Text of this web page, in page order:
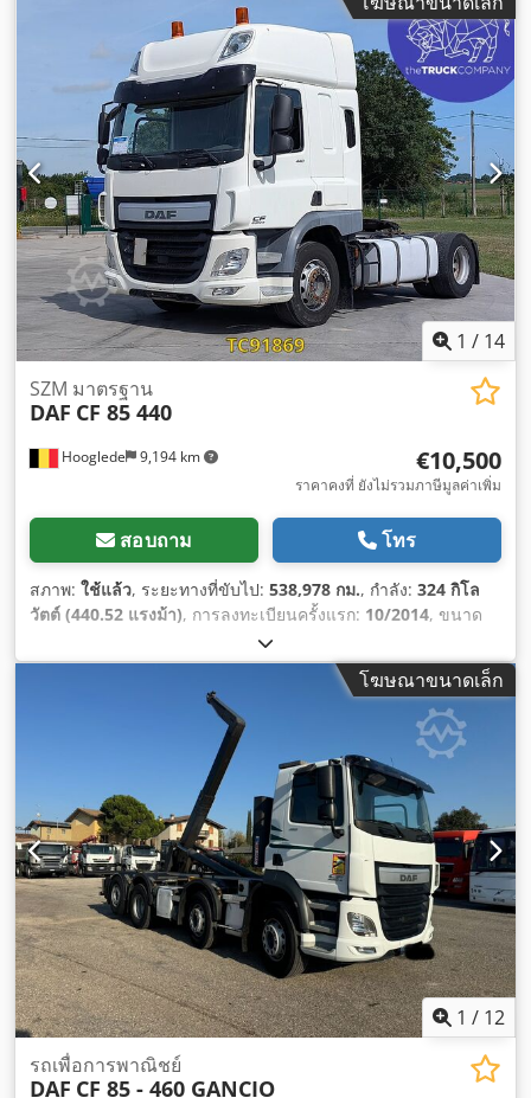
ห้องโดยสารนอน , ประเภทเกียร์:อัตโนมัติ, ระดับ
ชั้นการปล่อยมลพิษ:ยูโร 6, ช่วงล่าง: เหล็ก-อากาศ , ปีที่ผลิต:2019,
กระจกมองข้างปรับไฟฟ้า, การปรับหน้าต่างไฟฟ้า, ระบบ
ควบคุมความเร็วอัตโนมัติ, ระบบล็อกกลาง, สปอยเลอร์, เอบีเอส
1 / 14
Hooglede 9,194 km
SZM มาตรฐาน
DAF CF 85 440
€10,500
ราคาคงที่ ยังไม่รวมภาษีมูลค่าเพิ่ม
สอบถาม โทร
สภาพ: ใช้แล้ว, ระยะทางที่ขับไป: 538,978 กม., กำลัง: 324 กิโล
วัตต์ (440.52 แรงม้า), การลงทะเบียนครั้งแรก: 10/2014, ขนาด
, การกำหนดค่าของเพลา:
โดยสารคนขับ:ห้องโดยสารนอน, ประเภทเกียร์:อัตโนมัติ, ระดับ
ยูโร 6 เหล็ก-อากาศ, ปีที่ผลิต: 2014,
กระจกมองข้างปรับไฟฟ้า, การปรับหน้าต่างไฟฟ้า, ระบบ
ควบคุมความเร็วอัตโนมัติ, ระบบล็อกกลาง, เครื่องทำความร้อน
ขณะจอดรถ, เอบีเอส, แผ่นกรองเขม่า,
โฆษณาขนาดเล็ก
1 / 12
รถเพื่อการพาณิชย์
DAF CF 85 - 460 GANCIO